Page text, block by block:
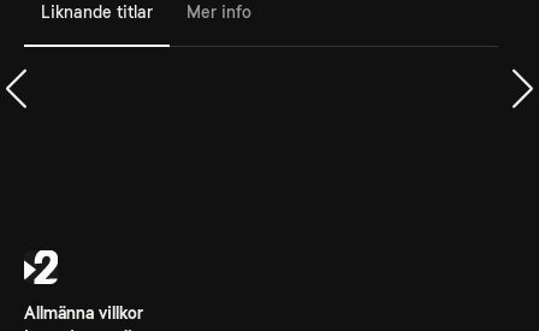
Liknande titlar Mer info
Allmänna villkor